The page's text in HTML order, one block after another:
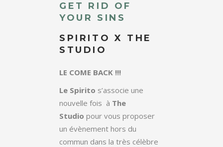
GET RID OF
YOUR SINS
SPIRITO X THE
STUDIO
LE COME BACK !!!
Le Spirito s’associe une
nouvelle fois à The
Studio pour vous proposer
un évènement hors du
commun dans la très célèbre